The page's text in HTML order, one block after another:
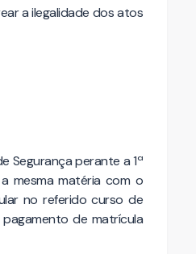
a ilegalidade dos atos
Segurança perante a 1ª
mesma matéria com o
no referido curso de
de matrícula